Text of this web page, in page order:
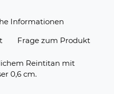
Informationen
Frage zum Produkt
Reintitan mit
0,6 cm.